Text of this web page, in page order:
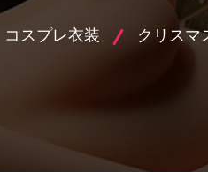
コスプレ衣装 クリスマ